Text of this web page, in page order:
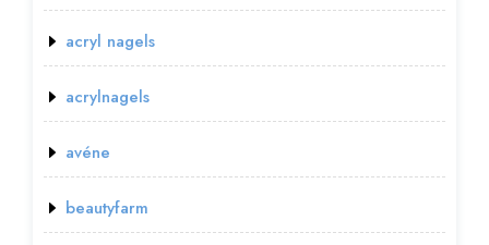
acryl nagels
acrylnagels
avéne
beautyfarm